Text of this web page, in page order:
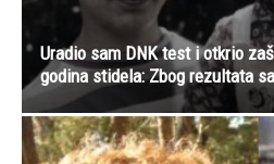
Uradio sam DNK test i otkrio
godina stidela: Zbog rezultata